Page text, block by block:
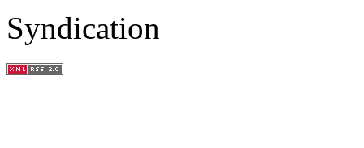
Syndication